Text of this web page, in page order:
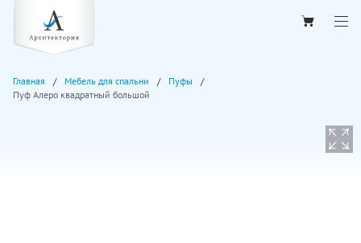
Главная Мебель для спальни
Пуфы
Пуф Алеро квадратный большой